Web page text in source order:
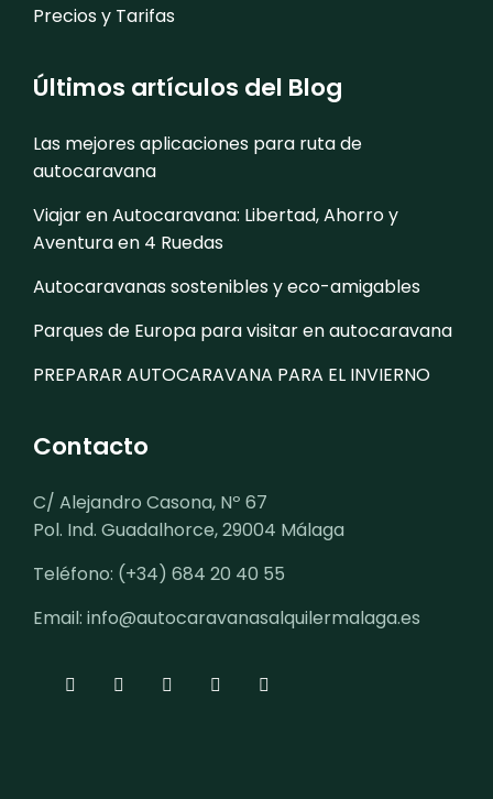
Precios y Tarifas
Últimos artículos del Blog
Las mejores aplicaciones para ruta de
autocaravana
Viajar en Autocaravana: Libertad, Ahorro y
Aventura en 4 Ruedas
Autocaravanas sostenibles y eco-amigables
Parques de Europa para visitar en autocaravana
PREPARAR AUTOCARAVANA PARA EL INVIERNO
Contacto
C/ Alejandro Casona, Nº 67
Pol. Ind. Guadalhorce, 29004 Málaga
Teléfono: (+34) 684 20 40 55
Email: info@autocaravanasalquilermalaga.es